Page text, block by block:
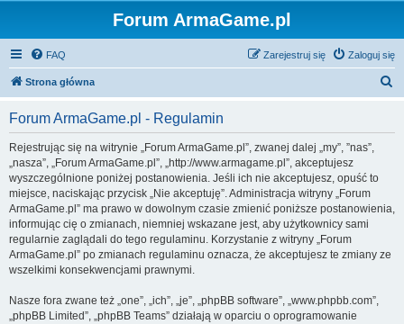
Forum ArmaGame.pl
FAQ Zaloguj się
Zarejestruj się
Strona główna
Forum ArmaGame.pl - Regulamin
Rejestrując się na witrynie „Forum ArmaGame.pl”, zwanej dalej „my”, ”nas”,
„nasza”, „Forum ArmaGame.pl”, „http://www.armagame.pl”, akceptujesz
wyszczególnione poniżej postanowienia. Jeśli ich nie akceptujesz, opuść to
miejsce, naciskając przycisk „Nie akceptuję”. Administracja witryny „Forum
ArmaGame.pl” ma prawo w dowolnym czasie zmienić poniższe postanowienia,
informując cię o zmianach, niemniej wskazane jest, aby użytkownicy sami
regularnie zaglądali do tego regulaminu. Korzystanie z witryny „Forum
ArmaGame.pl” po zmianach regulaminu oznacza, że akceptujesz te zmiany ze
wszelkimi konsekwencjami prawnymi.
Nasze fora zwane też „one”, „ich”, „je”, „phpBB software”, „www.phpbb.com”,
„phpBB Limited”, „phpBB Teams” działają w oparciu o oprogramowanie